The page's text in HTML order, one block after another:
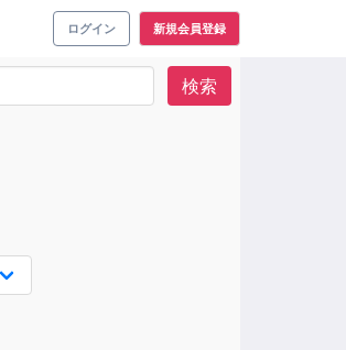
ログイン 新規会員登録
検索